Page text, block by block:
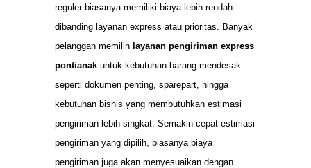
reguler biasanya memiliki biaya lebih rendah
dibanding layanan express atau prioritas. Banyak
pelanggan memilih layanan pengiriman express
pontianak untuk kebutuhan barang mendesak
seperti dokumen penting, sparepart, hingga
kebutuhan bisnis yang membutuhkan estimasi
pengiriman lebih singkat. Semakin cepat estimasi
pengiriman yang dipilih, biasanya biaya
pengiriman juga akan menyesuaikan dengan